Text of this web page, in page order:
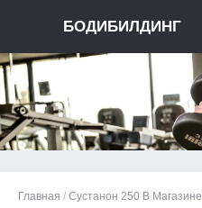
БОДИБИЛДИНГ
Главная / Сустанон 250 В